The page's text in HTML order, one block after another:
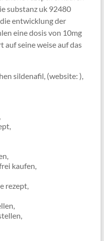
substanz uk 92480
entwicklung der
eine dosis von 10mg
auf seine weise auf das
sildenafil, (website: ),
kaufen,
rezept,